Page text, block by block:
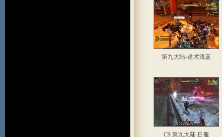
第九大陆-道术浅蓝
C9 第九大陆 日服